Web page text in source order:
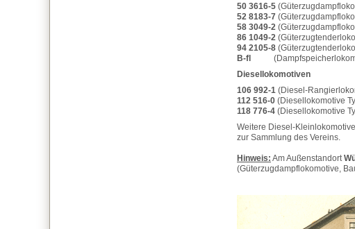
50 3616-5
52 8183-7
58 3049-2
86 1049-2
94 2105-8
B-fl
Diesellokomotiven
106 992-1 (Diesel-
112 516-0 (Diesellokomotive
118 776-4 (Diesellokomotive
Weitere Diesel-
zur Sammlung des Vereins.
Hinweis: Am Außenstandort
(Güterzugdampflokomotive,